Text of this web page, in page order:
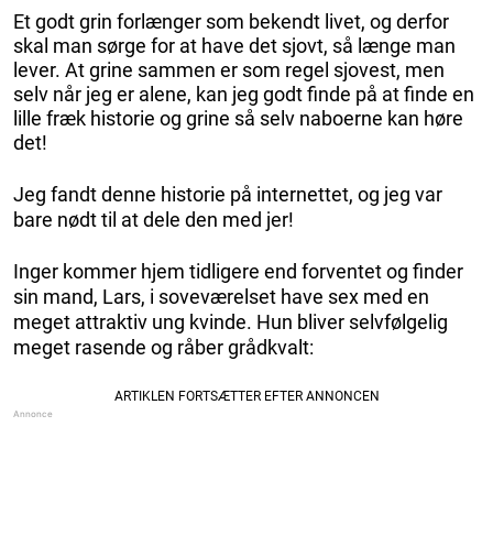
Et godt grin forlænger som bekendt livet, og derfor
skal man sørge for at have det sjovt, så længe man
lever. At grine sammen er som regel sjovest, men
selv når jeg er alene, kan jeg godt finde på at finde en
lille fræk historie og grine så selv naboerne kan høre
det!
Jeg fandt denne historie på internettet, og jeg var
bare nødt til at dele den med jer!
Inger kommer hjem tidligere end forventet og finder
sin mand, Lars, i soveværelset have sex med en
meget attraktiv ung kvinde. Hun bliver selvfølgelig
meget rasende og råber grådkvalt: